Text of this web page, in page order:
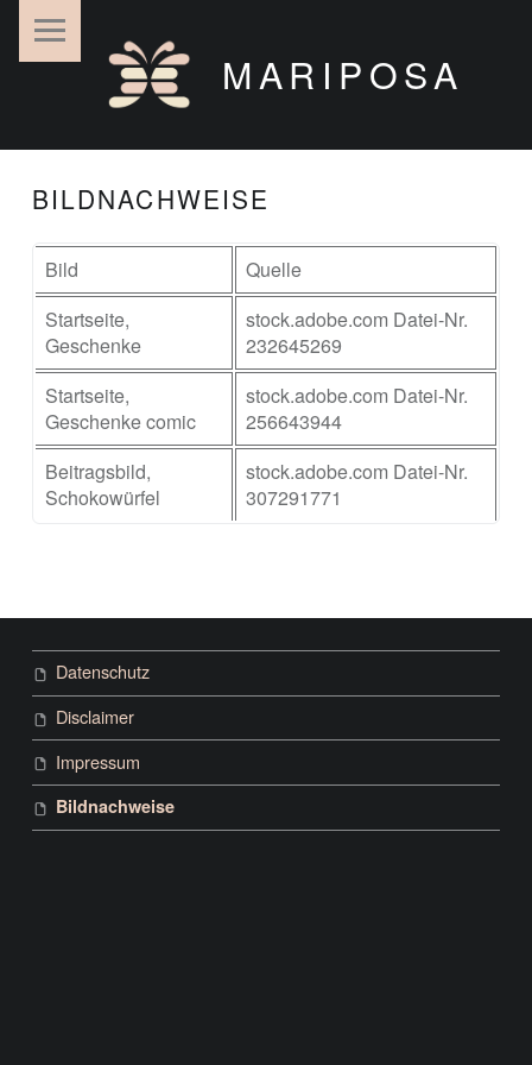
MARIPOSA
BILDNACHWEISE
Bild
Quelle
Startseite,
Geschenke
stock.adobe.com Datei-Nr.
232645269
Startseite,
Geschenke comic
stock.adobe.com Datei-Nr.
256643944
Beitragsbild,
Schokowürfel
stock.adobe.com Datei-Nr.
307291771
Datenschutz
Disclaimer
Impressum
Bildnachweise